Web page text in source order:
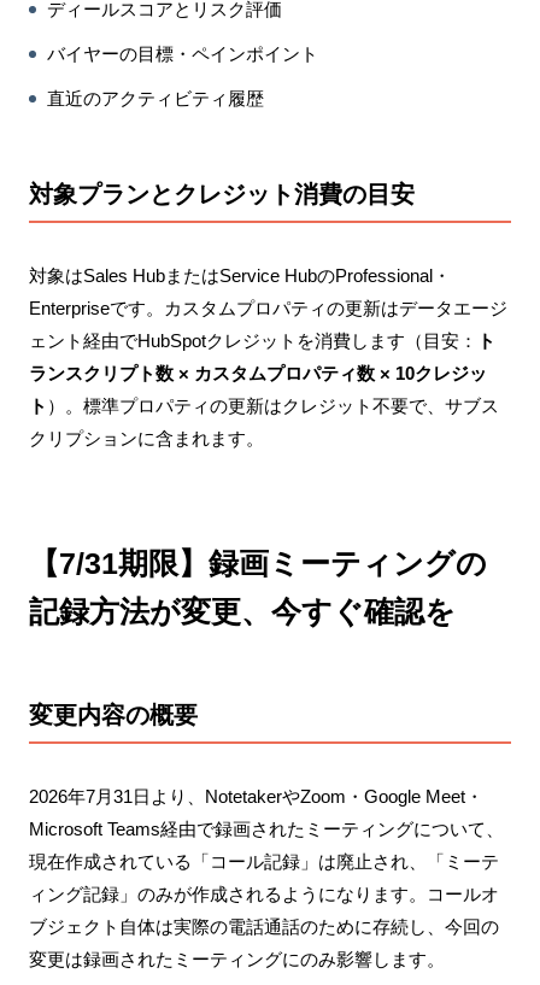
ディールスコアとリスク評価
バイヤーの目標・ペインポイント
直近のアクティビティ履歴
対象プランとクレジット消費の目安
対象はSales HubまたはService HubのProfessional・
Enterpriseです。カスタムプロパティの更新はデータエージ
ェント経由でHubSpotクレジットを消費します（目安：
ト
ランスクリプト数 × カスタムプロパティ数 × 10クレジッ
ト ）。標準プロパティの更新はクレジット不要で、サブス
クリプションに含まれます。
【7/31期限】録画ミーティングの
記録方法が変更、今すぐ確認を
変更内容の概要
2026年7月31日より、NotetakerやZoom・Google Meet・
Microsoft Teams経由で録画されたミーティングについて、
現在作成されている「コール記録」は廃止され、「ミーテ
ィング記録」のみが作成されるようになります。コールオ
ブジェクト自体は実際の電話通話のために存続し、今回の
変更は録画されたミーティングにのみ影響します。